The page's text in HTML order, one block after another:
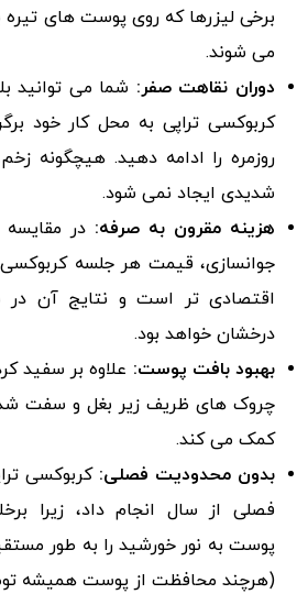
برخی لیزرها که روی پوست های
می شوند.
دوران نقاهت صفر: شما می توانید
کربوکسی تراپی به محل کار خود
روزمره را ادامه دهید. هیچگونه
شدیدی ایجاد نمی شود.
هزینه مقرون به صرفه: در مقایسه
جوانسازی، قیمت هر جلسه کربوکسی
اقتصادی تر است و نتایج آن در
درخشان خواهد بود.
بهبود بافت پوست: علاوه بر سفید
چروک های ظریف زیر بغل و سفت
کمک می کند.
بدون محدودیت فصلی: کربوکسی
فصلی از سال انجام داد، زیرا
پوست به نور خورشید را به طور
(هرچند محافظت از پوست همیشه